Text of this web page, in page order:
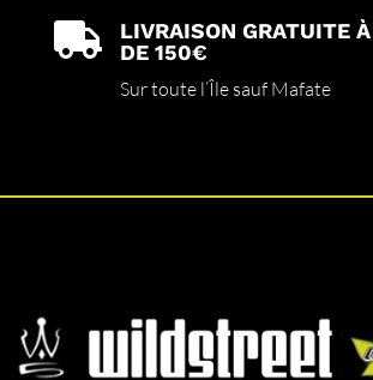

LIVRAISON GRATUITE
DE 150€
Sur toute l’Île sauf Mafate